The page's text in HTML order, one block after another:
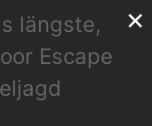
längste,
Escape
×